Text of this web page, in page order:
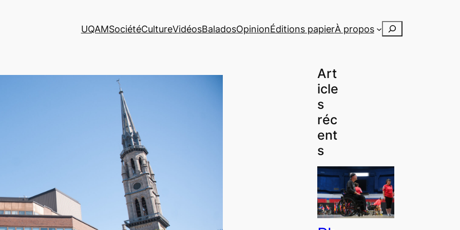
UQAMSociétéCultureVidéosBaladosOpinionÉditions papierÀ propos Rechercher
Art
icle
s
réc
ent
s